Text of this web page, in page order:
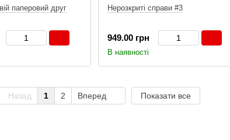
паперовий друг Нерозкриті справи #3
949.00 грн
В наявності
Назад 1 2 Вперед Показати все